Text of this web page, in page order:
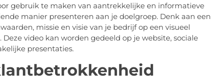
gebruik te maken van aantrekkelijke en informatieve
manier presenteren aan je doelgroep. Denk aan een
missie en visie van je bedrijf op een visueel
video kan worden gedeeld op je website, sociale
presentaties.